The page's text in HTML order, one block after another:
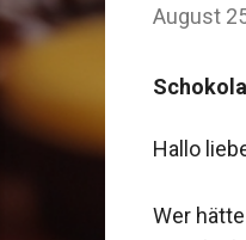
August
Hallo
Wer